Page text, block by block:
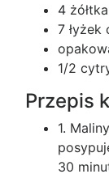
4 żółtka
7 łyżek
1/2
Przepis
1.
30